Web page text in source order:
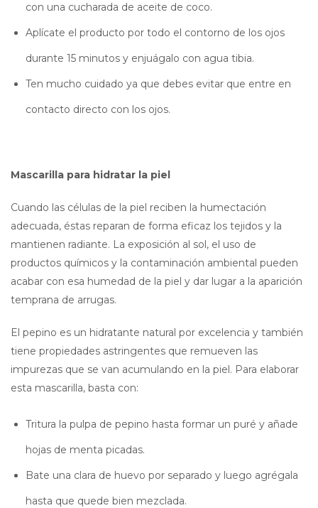
con una cucharada de aceite de coco.
Aplícate el producto por todo el contorno de los ojos
durante 15 minutos y enjuágalo con agua tibia.
Ten mucho cuidado ya que debes evitar que entre en
contacto directo con los ojos.
Mascarilla para hidratar la piel
Cuando las células de la piel reciben la humectación
adecuada, éstas reparan de forma eficaz los tejidos y la
mantienen radiante. La exposición al sol, el uso de
productos químicos y la contaminación ambiental pueden
acabar con esa humedad de la piel y dar lugar a la aparición
temprana de arrugas.
El pepino es un hidratante natural por excelencia y también
tiene propiedades astringentes que remueven las
impurezas que se van acumulando en la piel. Para elaborar
esta mascarilla, basta con:
Tritura la pulpa de pepino hasta formar un puré y añade
hojas de menta picadas.
Bate una clara de huevo por separado y luego agrégala
hasta que quede bien mezclada.